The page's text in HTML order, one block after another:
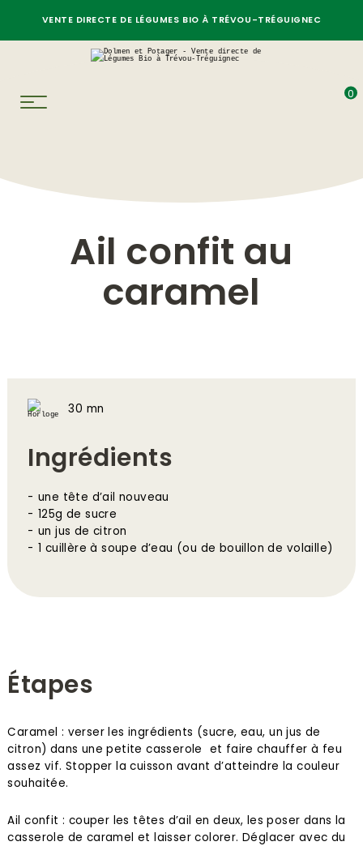
VENTE DIRECTE DE LÉGUMES BIO À TRÉVOU-TRÉGUIGNEC
0
Ail confit au
caramel
30 mn
Ingrédients
une tête d’ail nouveau
125g de sucre
un jus de citron
1 cuillère à soupe d’eau (ou de bouillon de volaille)
Étapes
Caramel : verser les ingrédients (sucre, eau, un jus de
citron) dans une petite casserole et faire chauffer à feu
assez vif. Stopper la cuisson avant d’atteindre la couleur
souhaitée.
Ail confit : couper les têtes d’ail en deux, les poser dans la
casserole de caramel et laisser colorer. Déglacer avec du